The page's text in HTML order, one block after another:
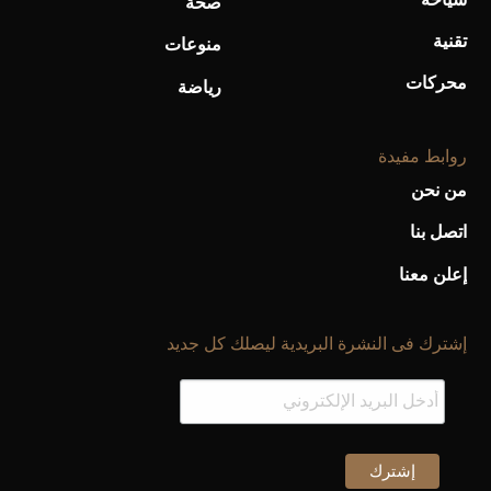
أفضل تدريج للشعر الطويل لإطلالة جريئة وعصريةتقنية
محركات
منوعات
رياضة
روابط مفيدة
من نحن
اتصل بنا
إعلن معنا
إشترك فى النشرة البريدية ليصلك كل جديد